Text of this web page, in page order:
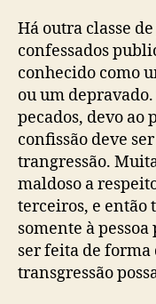
Há outra classe
confessados
conhecido como
ou um
pecados, devo ao
confissão deve
trangressão.
maldoso a
terceiros, e então
somente à
ser feita de forma
transgressão